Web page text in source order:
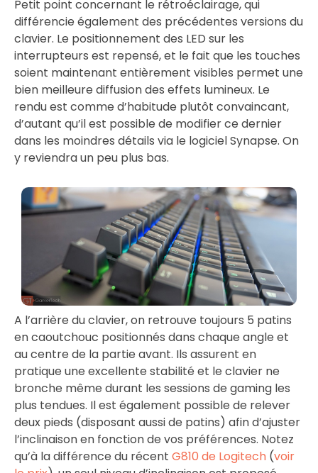
Petit point concernant le rétroéclairage, qui
différencie également des précédentes versions du
clavier. Le positionnement des LED sur les
interrupteurs est repensé, et le fait que les touches
soient maintenant entièrement visibles permet une
bien meilleure diffusion des effets lumineux. Le
rendu est comme d’habitude plutôt convaincant,
d’autant qu’il est possible de modifier ce dernier
dans les moindres détails via le logiciel Synapse. On
y reviendra un peu plus bas.
A l’arrière du clavier, on retrouve toujours 5 patins
en caoutchouc positionnés dans chaque angle et
au centre de la partie avant. Ils assurent en
pratique une excellente stabilité et le clavier ne
bronche même durant les sessions de gaming les
plus tendues. Il est également possible de relever
deux pieds (disposant aussi de patins) afin d’ajuster
l’inclinaison en fonction de vos préférences. Notez
qu’à la différence du récent G810 de Logitech (voir